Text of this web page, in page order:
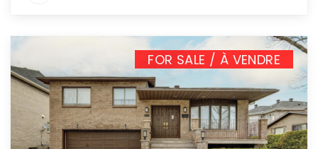
FOR SALE / À VENDRE